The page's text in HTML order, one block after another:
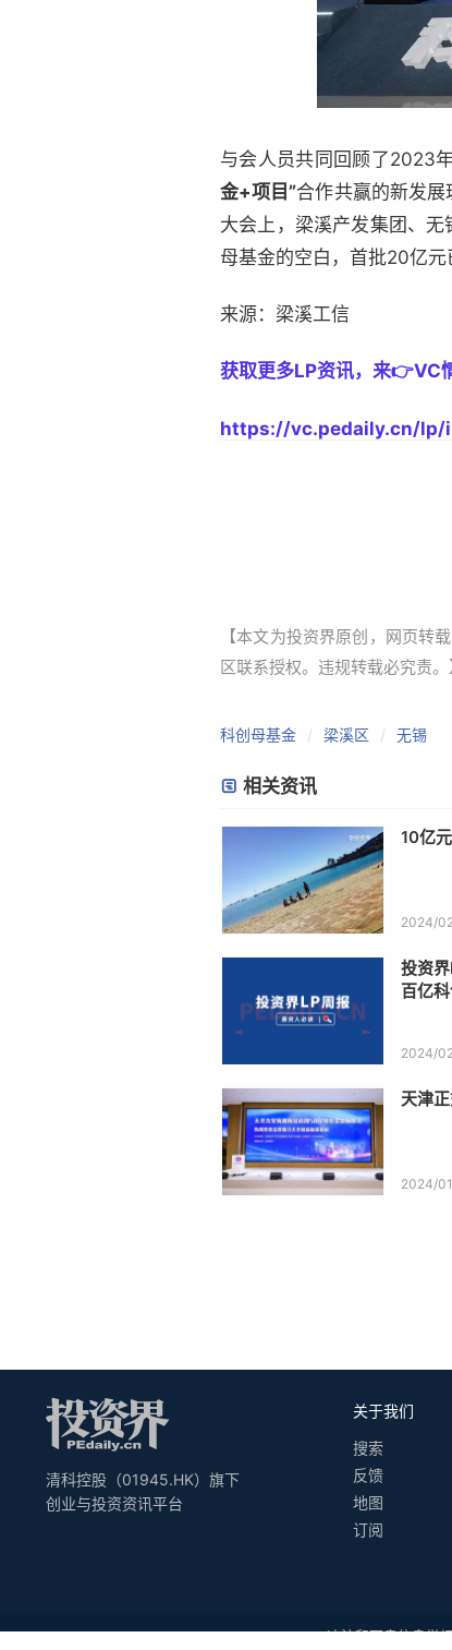
与会人员共同回顾了2023
金+项目”合作共赢的新发
大会上，梁溪产发集团、
母基金的空白，首批20亿元
来源：梁溪工信
获取更多LP资讯，来👉VC
https://vc.pedaily.cn/lp/
【本文为投资界原创，网页转
区联系授权。违规转载必究责。
科创母基金 梁溪区 无锡
相关资讯
10亿
2024/
投资
百亿
2024/
天津
2024/
清科控股（01945.HK）旗下
创业与投资资讯平台
关于我们
搜索
反馈
地图
订阅
违法和不良信息举